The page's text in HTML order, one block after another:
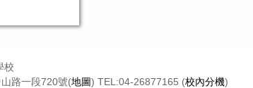
校
路一段720號(地圖) TEL:04-26877165 (校內分機)